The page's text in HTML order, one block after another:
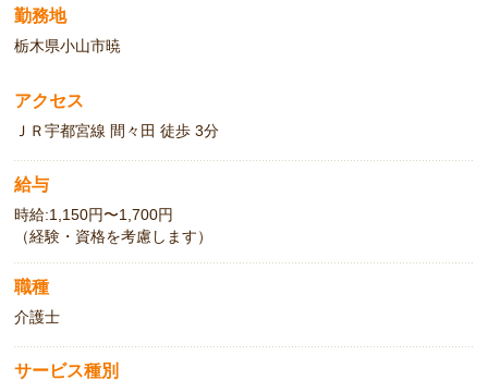
勤務地
栃木県小山市暁
アクセス
ＪＲ宇都宮線 間々田 徒歩 3分
給与
時給:1,150円〜1,700円
（経験・資格を考慮します）
職種
介護士
サービス種別